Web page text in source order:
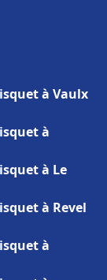
à Vaulx
à
à Le
à Revel
à